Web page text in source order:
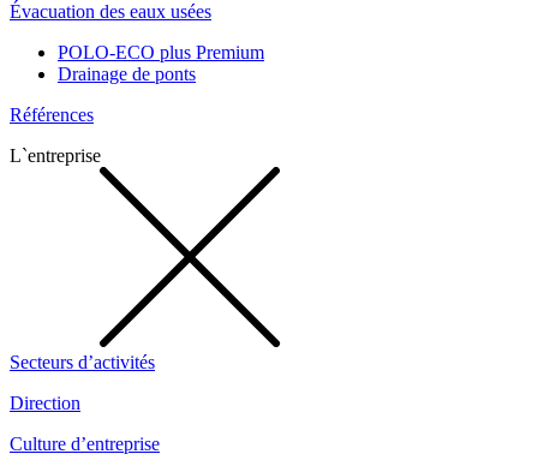
Évacuation des eaux usées
POLO-ECO plus Premium
Drainage de ponts
Références
L`entreprise
Secteurs d’activités
Direction
Culture d’entreprise